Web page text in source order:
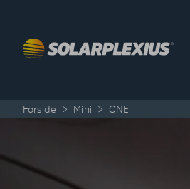
Forside > Mini > ONE